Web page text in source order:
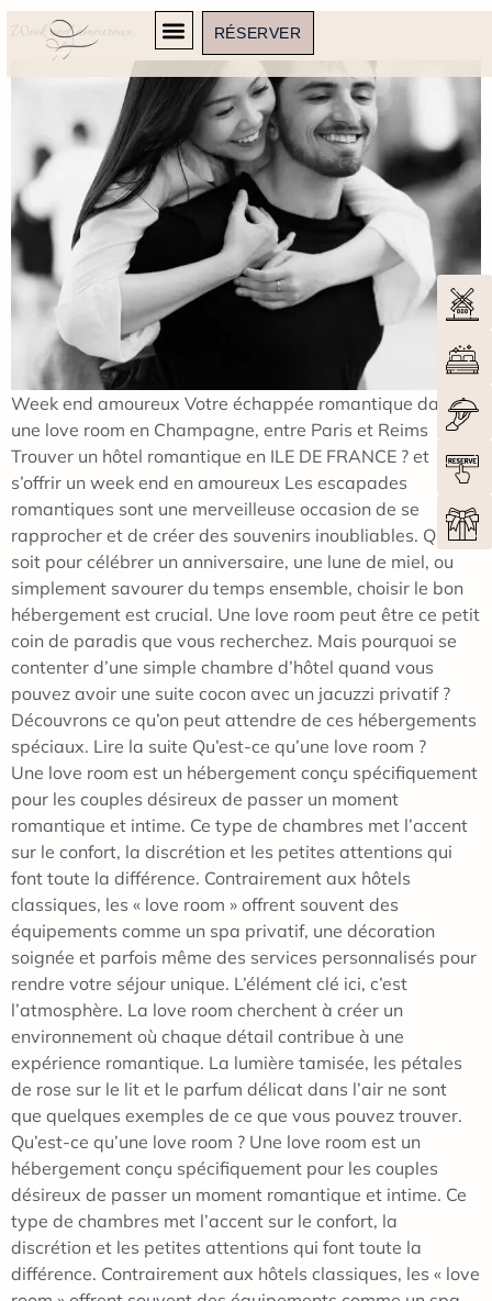
RÉSERVER
Week end amoureux
Week end amoureux Votre échappée romantique dans
une love room en Champagne, entre Paris et Reims
Trouver un hôtel romantique en ILE DE FRANCE ? et
s’offrir un week end en amoureux Les escapades
romantiques sont une merveilleuse occasion de se
rapprocher et de créer des souvenirs inoubliables. Que ce
soit pour célébrer un anniversaire, une lune de miel, ou
simplement savourer du temps ensemble, choisir le bon
hébergement est crucial. Une love room peut être ce petit
coin de paradis que vous recherchez. Mais pourquoi se
contenter d’une simple chambre d’hôtel quand vous
pouvez avoir une suite cocon avec un jacuzzi privatif ?
Découvrons ce qu’on peut attendre de ces hébergements
spéciaux. Lire la suite Qu’est-ce qu’une love room ?
Une love room est un hébergement conçu spécifiquement
pour les couples désireux de passer un moment
romantique et intime. Ce type de chambres met l’accent
sur le confort, la discrétion et les petites attentions qui
font toute la différence. Contrairement aux hôtels
classiques, les « love room » offrent souvent des
équipements comme un spa privatif, une décoration
soignée et parfois même des services personnalisés pour
rendre votre séjour unique. L’élément clé ici, c’est
l’atmosphère. La love room cherchent à créer un
environnement où chaque détail contribue à une
expérience romantique. La lumière tamisée, les pétales
de rose sur le lit et le parfum délicat dans l’air ne sont
que quelques exemples de ce que vous pouvez trouver.
Qu’est-ce qu’une love room ? Une love room est un
hébergement conçu spécifiquement pour les couples
désireux de passer un moment romantique et intime. Ce
type de chambres met l’accent sur le confort, la
discrétion et les petites attentions qui font toute la
différence. Contrairement aux hôtels classiques, les « love